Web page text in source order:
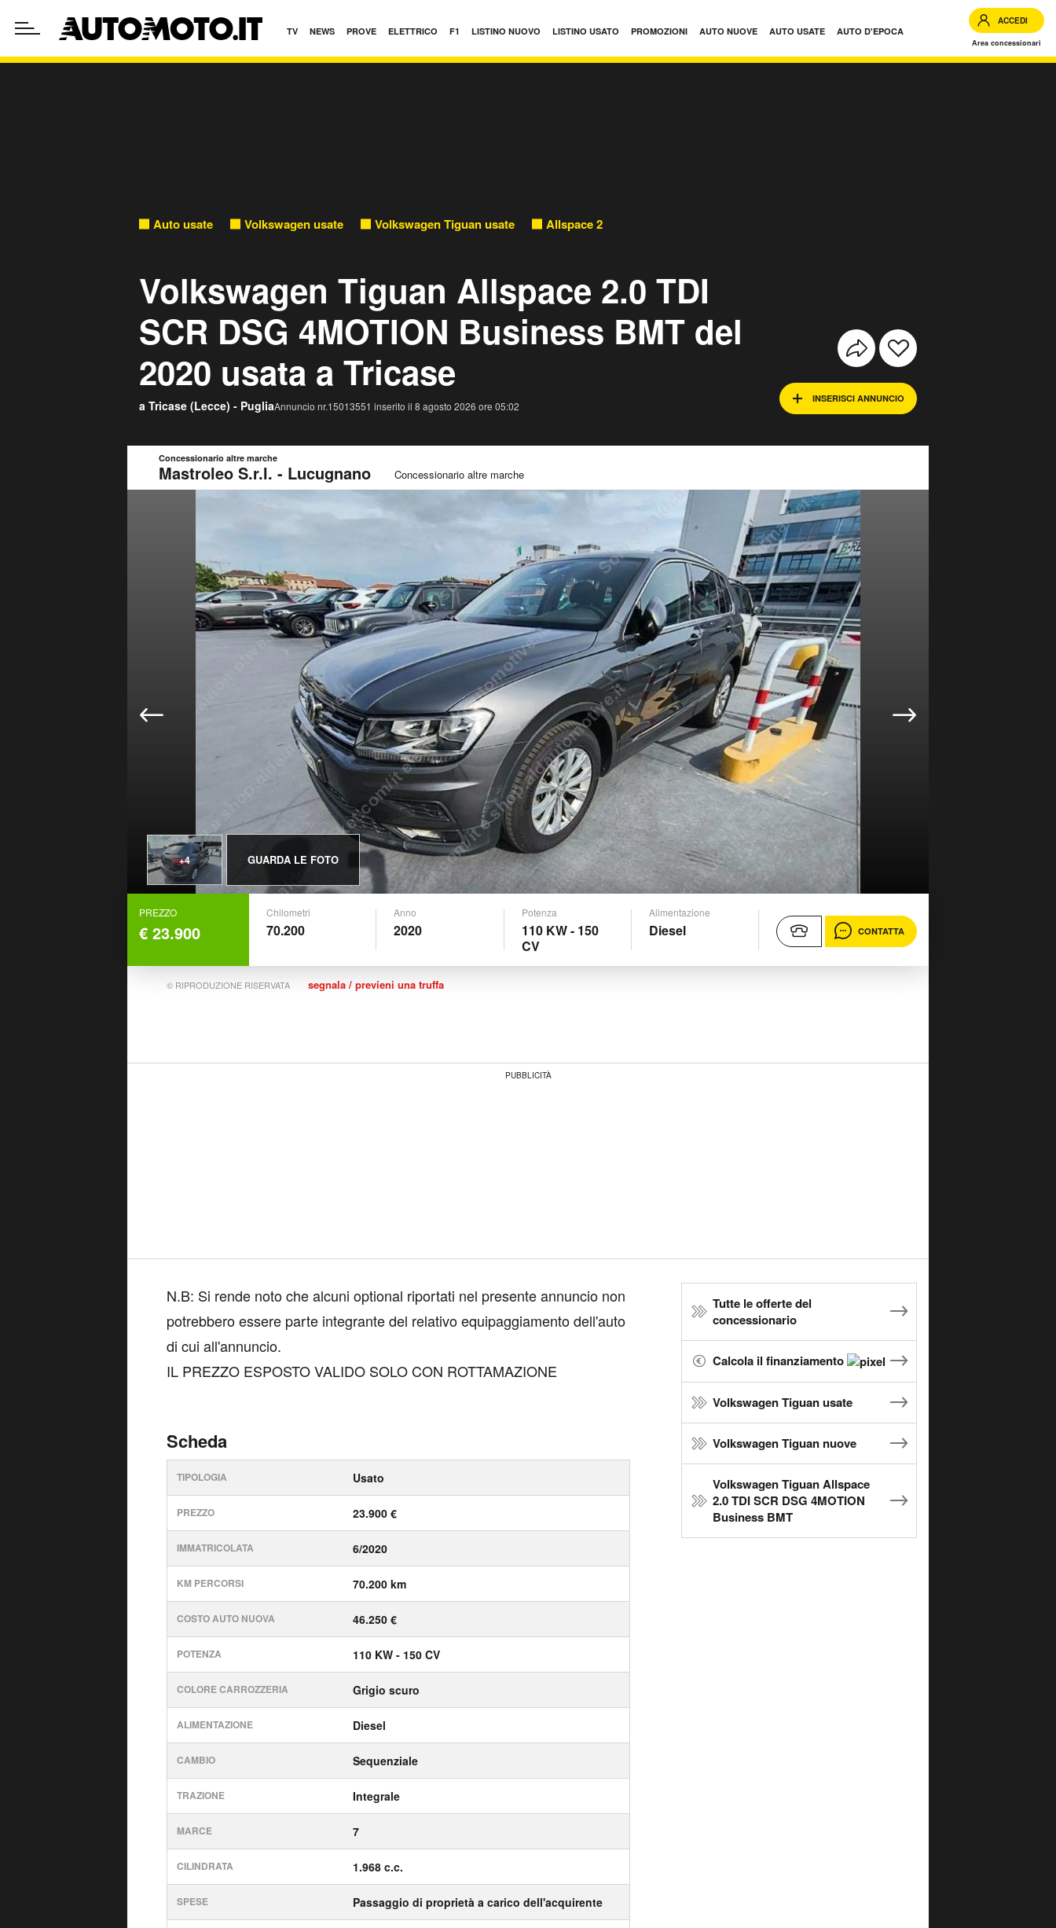
TV NEWS PROVE ELETTRICO F1 LISTINO NUOVO LISTINO USATO PROMOZIONI AUTO NUOVE AUTO USATE AUTO D'EPOCA
ACCEDI
Area concessionari
Auto usate Volkswagen usate Volkswagen Tiguan usate Allspace 2.0 TDI SCR DSG 4MOTION Business BMT usate
Volkswagen Tiguan Allspace 2.0 TDI
SCR DSG 4MOTION Business BMT del
2020 usata a Tricase
a Tricase (Lecce) - PugliaAnnuncio nr.15013551 inserito il 8 agosto 2026 ore 05:02
INSERISCI ANNUNCIO
Concessionario altre marche
Mastroleo S.r.l. - Lucugnano Concessionario altre marche
+4 GUARDA LE FOTO
PREZZO
€ 23.900
Chilometri
70.200
Anno
2020
Potenza
110 KW - 150
CV
Alimentazione
Diesel CONTATTA
© RIPRODUZIONE RISERVATA segnala / previeni una truffa
PUBBLICITÀ
N.B: Si rende noto che alcuni optional riportati nel presente annuncio non
potrebbero essere parte integrante del relativo equipaggiamento dell'auto
di cui all'annuncio.
IL PREZZO ESPOSTO VALIDO SOLO CON ROTTAMAZIONE
Scheda
TIPOLOGIA Usato
PREZZO 23.900 €
IMMATRICOLATA 6/2020
KM PERCORSI 70.200 km
COSTO AUTO NUOVA 46.250 €
POTENZA 110 KW - 150 CV
COLORE CARROZZERIA Grigio scuro
ALIMENTAZIONE Diesel
CAMBIO Sequenziale
TRAZIONE Integrale
MARCE 7
CILINDRATA 1.968 c.c.
SPESE Passaggio di proprietà a carico dell'acquirente
Tutte le offerte del
concessionario
Calcola il finanziamento
Volkswagen Tiguan usate
Volkswagen Tiguan nuove
Volkswagen Tiguan Allspace
2.0 TDI SCR DSG 4MOTION
Business BMT